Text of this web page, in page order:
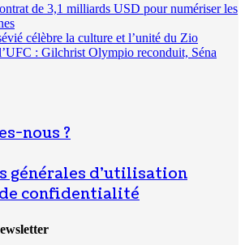
de 3,1 milliards USD pour numériser les
célèbre la culture et l’unité du Zio
: Gilchrist Olympio reconduit, Séna
nous ?
générales d’utilisation
confidentialité